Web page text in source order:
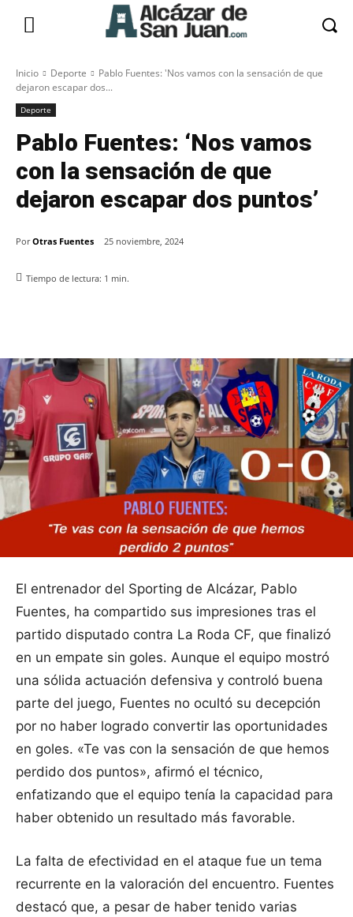
Inicio Deporte
Pablo Fuentes: 'Nos vamos con la sensación de que
dejaron escapar dos...
Deporte
Pablo Fuentes: ‘Nos vamos
con la sensación de que
dejaron escapar dos puntos’
Por Otras Fuentes 25 noviembre, 2024
Tiempo de lectura: 1 min.
El entrenador del Sporting de Alcázar, Pablo
Fuentes, ha compartido sus impresiones tras el
partido disputado contra La Roda CF, que finalizó
en un empate sin goles. Aunque el equipo mostró
una sólida actuación defensiva y controló buena
parte del juego, Fuentes no ocultó su decepción
por no haber logrado convertir las oportunidades
en goles. «Te vas con la sensación de que hemos
perdido dos puntos», afirmó el técnico,
enfatizando que el equipo tenía la capacidad para
haber obtenido un resultado más favorable.
La falta de efectividad en el ataque fue un tema
recurrente en la valoración del encuentro. Fuentes
destacó que, a pesar de haber tenido varias